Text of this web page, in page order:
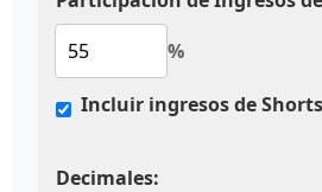
%
Incluir ingresos de Shorts
Decimales: